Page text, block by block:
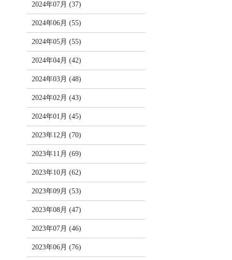
2024年07月 (37)
2024年06月 (55)
2024年05月 (55)
2024年04月 (42)
2024年03月 (48)
2024年02月 (43)
2024年01月 (45)
2023年12月 (70)
2023年11月 (69)
2023年10月 (62)
2023年09月 (53)
2023年08月 (47)
2023年07月 (46)
2023年06月 (76)